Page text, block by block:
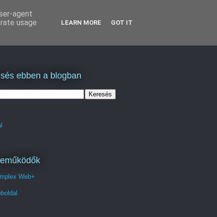
ebben a blogban
Web+
agent
usage
LEARN MORE GOT IT